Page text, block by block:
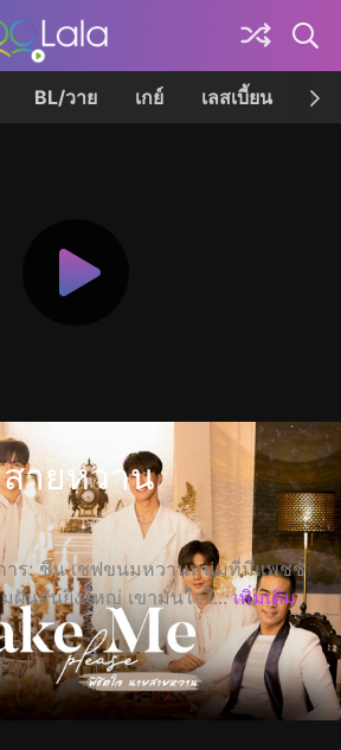
BL/วาย เกย์ เลสเบี้ยน เค
ายหวาน
การ: ชิน เชฟขนมหวานหนุ่มที่มีแพชชั่
ฝันอันยิ่งใหญ่ เขามั่นใจใ... เพิ่มเติม